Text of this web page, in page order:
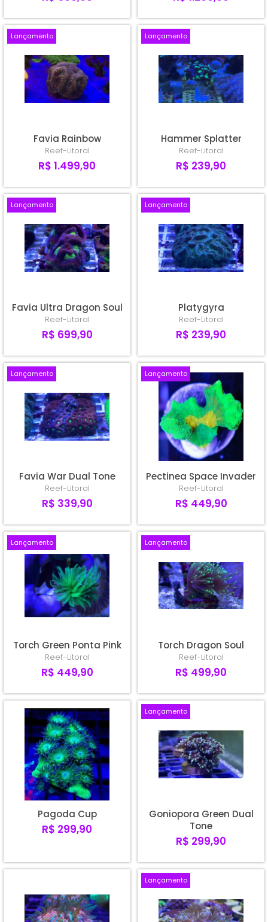
Lançamento
Favia Rainbow
Reef-Litoral
R$ 1.499,90
Lançamento
Hammer Splatter
Reef-Litoral
R$ 239,90
Lançamento
Favia Ultra Dragon Soul
Reef-Litoral
R$ 699,90
Lançamento
Platygyra
Reef-Litoral
R$ 239,90
Lançamento
Favia War Dual Tone
Reef-Litoral
R$ 339,90
Lançamento
Pectinea Space Invader
Reef-Litoral
R$ 449,90
Lançamento
Torch Green Ponta Pink
Reef-Litoral
R$ 449,90
Lançamento
Torch Dragon Soul
Reef-Litoral
R$ 499,90
Pagoda Cup
R$ 299,90
Lançamento
Goniopora Green Dual
Tone
R$ 299,90
Lançamento